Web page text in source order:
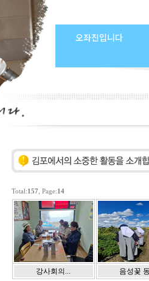
오좌진입니다
Total:157 , Page:14
강사회의... 음성꽃